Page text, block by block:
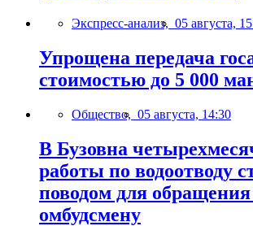
Экспресс-анализ, 05 августа,
Упрощена передача
стоимостью до 5 000
Общество, 05 августа, 14:30
В Бузовна
работы по водоотводу
поводом для
омбудсмену